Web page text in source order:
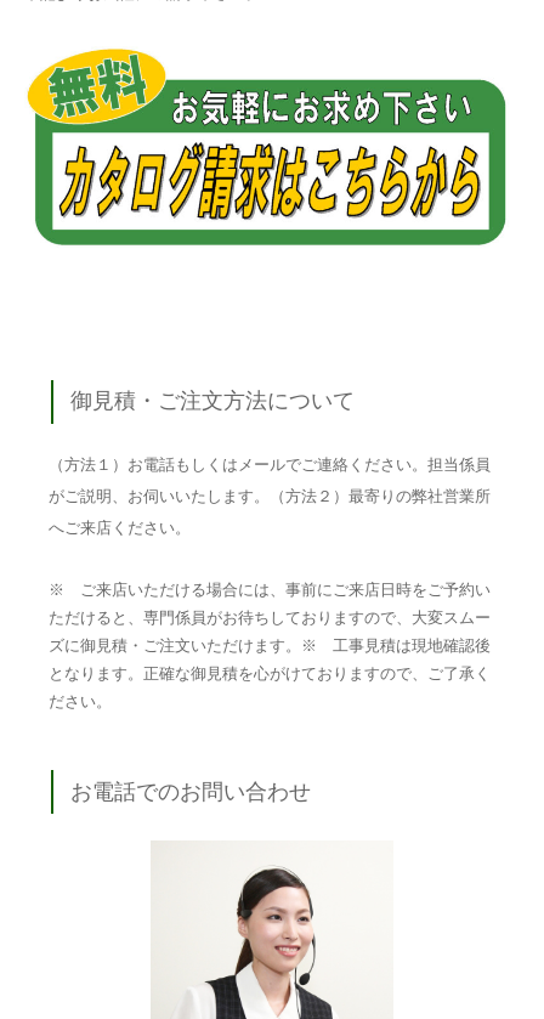
御見積・ご注文方法について
（方法１）お電話もしくはメールでご連絡ください。担当係員
がご説明、お伺いいたします。（方法２）最寄りの弊社営業所
へご来店ください。
※ ご来店いただける場合には、事前にご来店日時をご予約い
ただけると、専門係員がお待ちしておりますので、大変スムー
ズに御見積・ご注文いただけます。※ 工事見積は現地確認後
となります。正確な御見積を心がけておりますので、ご了承く
ださい。
お電話でのお問い合わせ